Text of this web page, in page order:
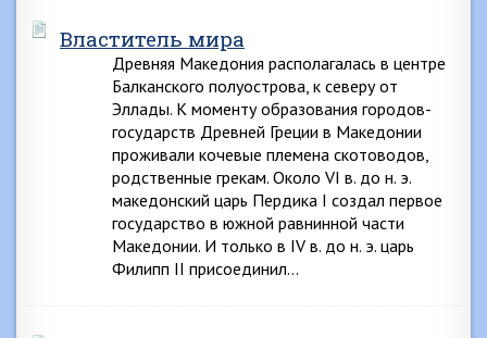
Властитель мира
Древняя Македония располагалась в центре
Балканского полуострова, к северу от
Эллады. К моменту образования городов-
государств Древней Греции в Македонии
проживали кочевые племена скотоводов,
родственные грекам. Около VI в. до н. э.
македонский царь Пердика I создал первое
государство в южной равнинной части
Македонии. И только в IV в. до н. э. царь
Филипп II присоединил…